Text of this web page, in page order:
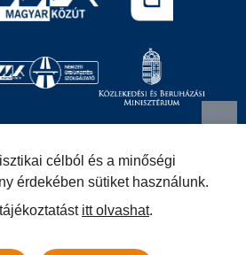
1024 Budapest, Fényes
+36 (1) 819-9000 info@kozut.hu
153207128) Hivatali Kapu
Másolatkészítési szabályzat –
célból és a minőségi
érdekében sütiket használunk.
itt olvashat.